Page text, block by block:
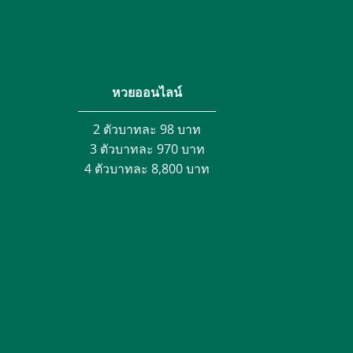
หวยออนไลน์
2 ตัวบาทละ 98 บาท
3 ตัวบาทละ 970 บาท
4 ตัวบาทละ 8,800 บาท